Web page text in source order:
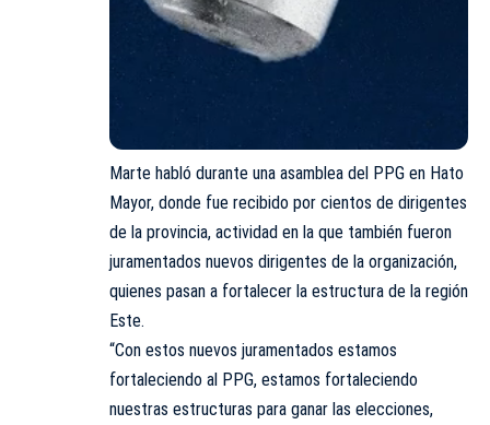
Marte habló durante una asamblea del PPG en Hato
Mayor, donde fue recibido por cientos de dirigentes
de la provincia, actividad en la que también fueron
juramentados nuevos dirigentes de la organización,
quienes pasan a fortalecer la estructura de la región
Este.
“Con estos nuevos juramentados estamos
fortaleciendo al PPG, estamos fortaleciendo
nuestras estructuras para ganar las elecciones,